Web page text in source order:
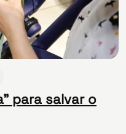
para salvar o